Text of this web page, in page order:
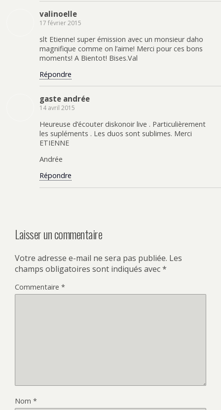
valinoelle
17 février 2015
slt Etienne! super émission avec un monsieur daho
magnifique comme on l’aime! Merci pour ces bons
moments! A Bientot! Bises.Val
Répondre
gaste andrée
14 avril 2015
Heureuse d’écouter diskonoir live . Particulièrement
les supléments . Les duos sont sublimes. Merci
ETIENNE
Andrée
Répondre
Laisser un commentaire
Votre adresse e-mail ne sera pas publiée. Les
champs obligatoires sont indiqués avec*
Commentaire *
Nom *